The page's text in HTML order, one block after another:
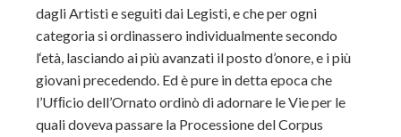
dagli Artisti e seguiti dai Legisti, e che per ogni
categoria si ordinassero individualmente secondo
l‘età, lasciando ai più avanzati il posto d’onore, e i più
giovani precedendo. Ed è pure in detta epoca che
l’Ufﬁcio dell’Ornato ordinò di adornare le Vie per le
quali doveva passare la Processione del Corpus